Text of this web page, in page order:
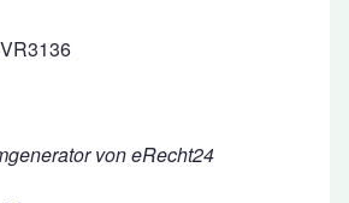
voneRecht24